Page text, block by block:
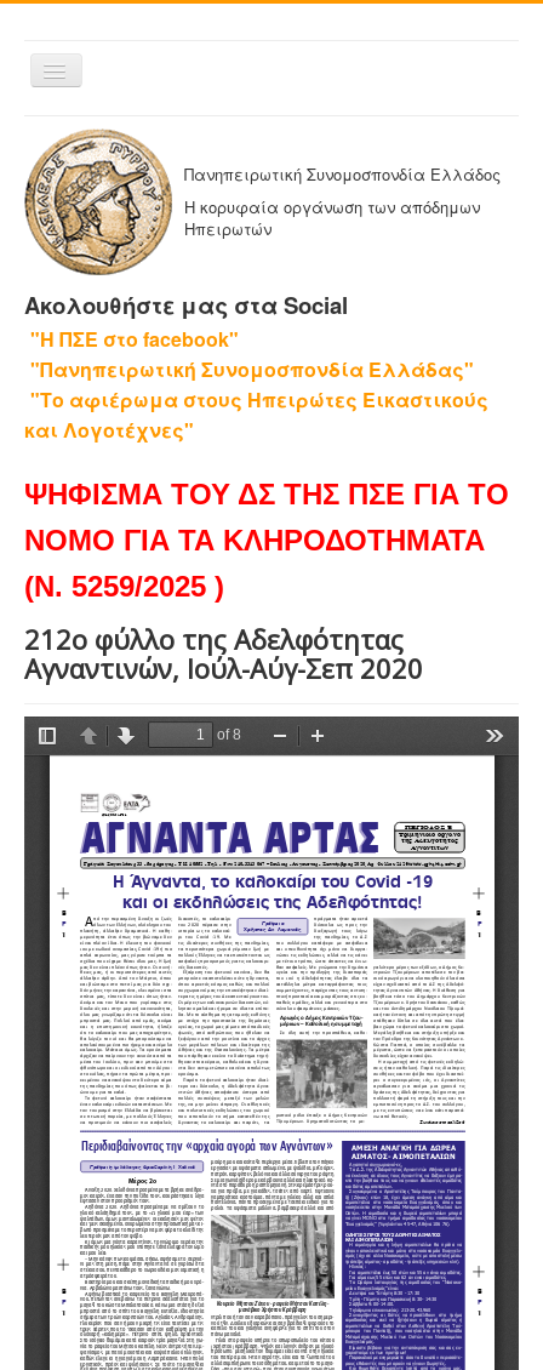
Εναλλαγή
πλοήγησης
ΑΡΧΙΚΗ
Η ΠΑΝΗΠΕΙΡΩΤΙΚΗ
ΔΕΛΤΙΑ ΤΥΠΟΥ
ΑΔΕΛΦΟΤΗΤΕΣ-ΟΜΟΣΠΟΝΔΙΕΣ
Η ΕΦΗΜΕΡΙΔΑ ΜΑΣ
ΕΦΗΜΕΡΙΔΕΣ ΑΔΕΛΦΟΤΗΤΩΝ
ΕΠΙΚΟΙΝΩΝΙΑ
Πανηπειρωτική Συνομοσπονδία Ελλάδος
Η κορυφαία οργάνωση των απόδημων
Ηπειρωτών
Ακολουθήστε μας στα Social
"Η ΠΣΕ στο facebook"
"Πανηπειρωτική Συνομοσπονδία Ελλάδας"
"Το αφιέρωμα στους Ηπειρώτες Εικαστικούς
και Λογοτέχνες"
ΨΗΦΙΣΜΑ ΤΟΥ ΔΣ ΤΗΣ ΠΣΕ ΓΙΑ ΤΟ
ΝΟΜΟ ΓΙΑ ΤΑ ΚΛΗΡΟΔΟΤΗΜΑΤΑ
(Ν. 5259/2025 )
212ο φύλλο της Αδελφότητας
Αγναντινών, Ιούλ-Αύγ-Σεπ 2020